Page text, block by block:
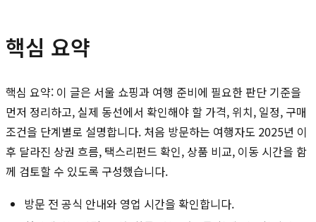
핵심 요약
핵심 요약: 이 글은 서울 쇼핑과 여행 준비에 필요한 판단 기준을
먼저 정리하고, 실제 동선에서 확인해야 할 가격, 위치, 일정, 구매
조건을 단계별로 설명합니다. 처음 방문하는 여행자도 2025년 이
후 달라진 상권 흐름, 택스리펀드 확인, 상품 비교, 이동 시간을 함
께 검토할 수 있도록 구성했습니다.
방문 전 공식 안내와 영업 시간을 확인합니다.